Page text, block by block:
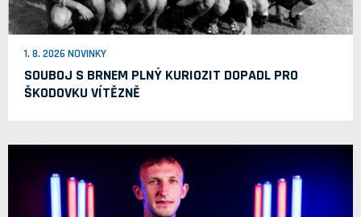
1. 8. 2026 NOVINKY
SOUBOJ S BRNEM PLNÝ KURIOZIT DOPADL PRO
ŠKODOVKU VÍTĚZNĚ